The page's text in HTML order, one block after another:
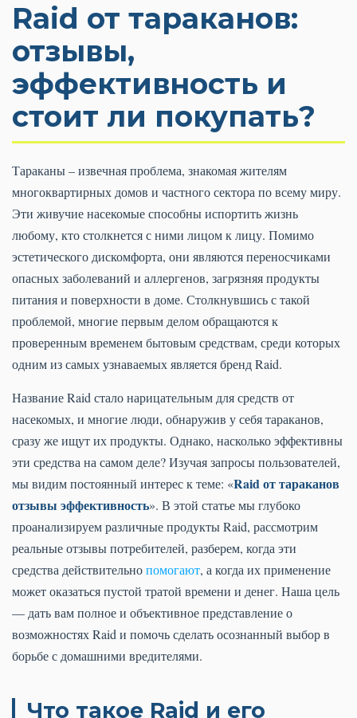
Raid от тараканов:
отзывы,
эффективность и
стоит ли покупать?
Тараканы – извечная проблема, знакомая жителям
многоквартирных домов и частного сектора по всему миру.
Эти живучие насекомые способны испортить жизнь
любому, кто столкнется с ними лицом к лицу. Помимо
эстетического дискомфорта, они являются переносчиками
опасных заболеваний и аллергенов, загрязняя продукты
питания и поверхности в доме. Столкнувшись с такой
проблемой, многие первым делом обращаются к
проверенным временем бытовым средствам, среди которых
одним из самых узнаваемых является бренд Raid.
Название Raid стало нарицательным для средств от
насекомых, и многие люди, обнаружив у себя тараканов,
сразу же ищут их продукты. Однако, насколько эффективны
эти средства на самом деле? Изучая запросы пользователей,
мы видим постоянный интерес к теме: «Raid от тараканов
отзывы эффективность». В этой статье мы глубоко
проанализируем различные продукты Raid, рассмотрим
реальные отзывы потребителей, разберем, когда эти
средства действительнопомогают, а когда их применение
может оказаться пустой тратой времени и денег. Наша цель
— дать вам полное и объективное представление о
возможностях Raid и помочь сделать осознанный выбор в
борьбе с домашними вредителями.
Что такое Raid и его